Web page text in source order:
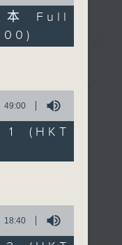
公共事務組
本 Full
49:00
(HKT
18:40